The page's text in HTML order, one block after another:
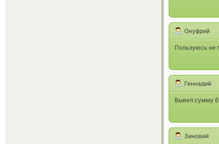
Онуфрий
Пользуюсь не
Геннадий
Вывел сумму
Зиновий